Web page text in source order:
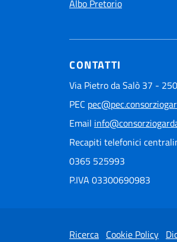
Albo Pretorio
CONTATTI
Via Pietro da Salò 37 -
PEC
Email
Recapiti telefonici
0365 525993
P.IVA 03300690983
Ricerca Cookie Policy